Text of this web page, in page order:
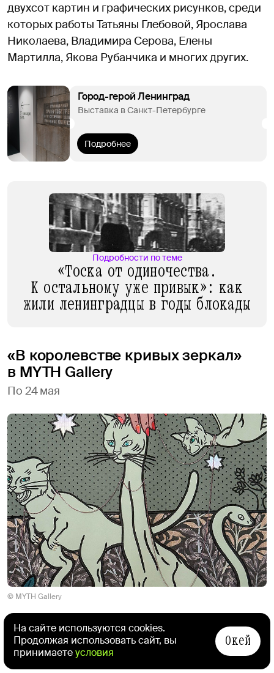
двухсот картин и графических рисунков, среди
которых работы Татьяны Глебовой, Ярослава
Николаева, Владимира Серова, Елены
Мартилла, Якова Рубанчика и многих других.
Город-герой Ленинград
Выставка в Санкт-Петербурге
Подробнее
Подробности по теме
«Тоска от одиночества.
К остальному уже привык»: как
жили ленинградцы в годы блокады
«В королевстве кривых зеркал»
в MYTH Gallery
По 24 мая
© MYTH Gallery
Людмила Баронина иронизирует
над человеческими пороками, конструируя
альтернативные миры с собственной
На сайте используются cookies.
Продолжая использовать сайт, вы
принимаетеусловия
Окей